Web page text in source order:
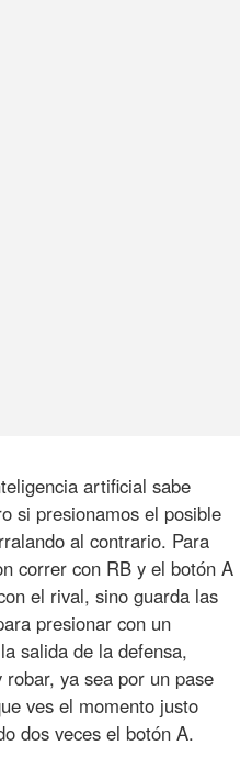
artificial sabe
si presionamos el posible
al contrario. Para
correr con RB y el botón A
el rival, sino guarda las
presionar con un
salida de la defensa,
ya sea por un pase
ves el momento justo
dos veces el botón A.